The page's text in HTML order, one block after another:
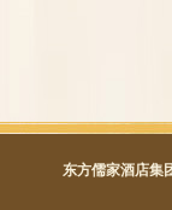
东方儒家酒店集